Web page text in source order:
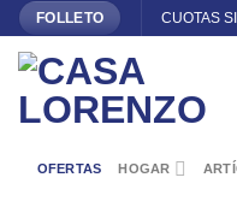
Skip
content
FOLLETO CUOTAS
OFERTAS HOGAR